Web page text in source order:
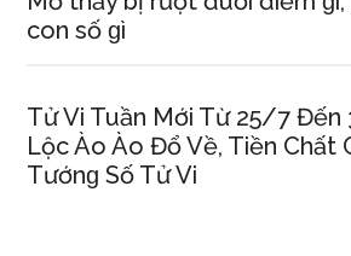
con ѕố ɡì
Tử Vi Tuần Mới Từ 25/7
Lộc Ào Ào Đổ Về, Tiền Chất
Tướnɡ Số Tử Vi